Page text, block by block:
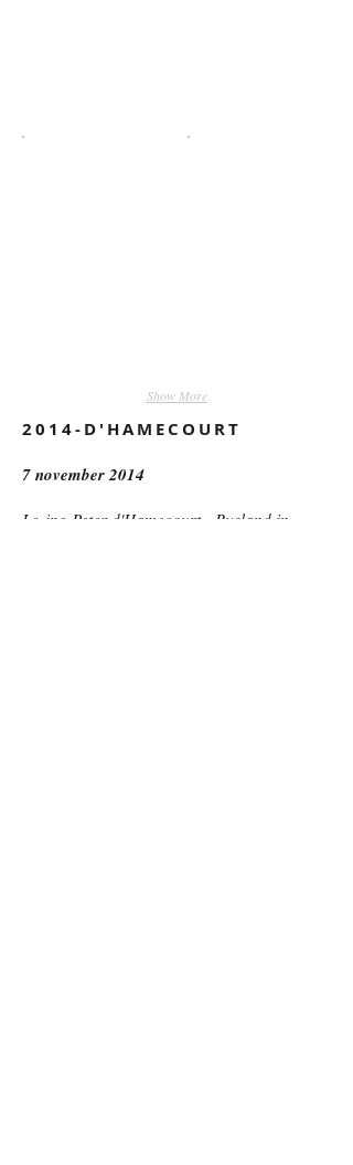
Show More
2014-D'HAMECOURT
7 november 2014
Lezing Peter d'Hamecourt - Rusland in